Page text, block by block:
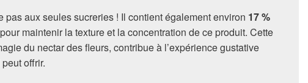
pas aux seules sucreries ! Il contient également environ 17 %
maintenir la texture et la concentration de ce produit. Cette
du nectar des fleurs, contribue à l’expérience gustative
offrir.